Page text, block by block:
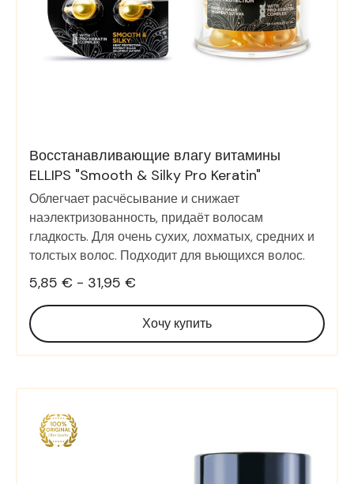
Восстанавливающие влагу витамины
ELLIPS "Smooth & Silky Pro Keratin"
Облегчает расчёсывание и снижает
наэлектризованность, придаёт волосам
гладкость. Для очень сухих, лохматых, средних и
толстых волос. Подходит для вьющихся волос.
5,85 € - 31,95 €
Хочу купить